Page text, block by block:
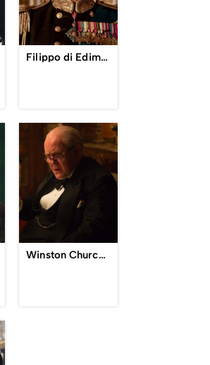
Filippo di Edimburgo
Winston Churchill